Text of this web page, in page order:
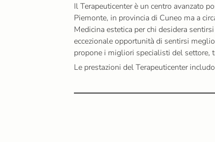
Il Terapeuticenter è un centro avanzato
Piemonte, in provincia di Cuneo ma a
Medicina estetica per chi desidera
eccezionale opportunità di sentirsi
propone i migliori specialisti del settore,
Le prestazioni del Terapeuticenter